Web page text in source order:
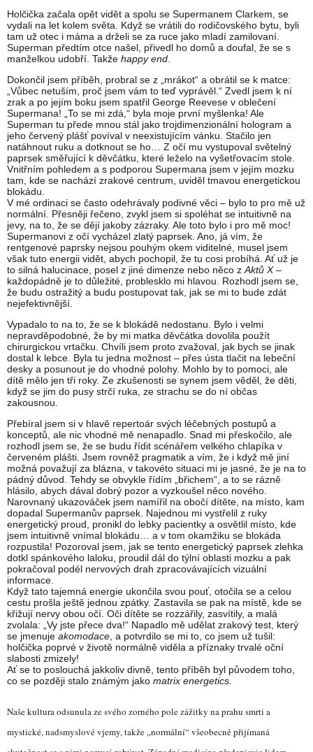
Holčička začala opět vidět a spolu se Supermanem Clarkem, se
vydali na let kolem světa. Když se vrátili do rodičovského bytu, byli
tam už otec i máma a drželi se za ruce jako mladí zamilovaní.
Superman předtím otce našel, přivedl ho domů a doufal, že se s
manželkou udobří. Takže happy end
Dokončil jsem příběh, probral se z „mrákot“ a obrátil se k matce:
„Vůbec netuším, proč jsem vám to teď vyprávěl.“ Zvedl jsem k ní
zrak a po jejím boku jsem spatřil George Reevese v oblečení
Supermana! „To se mi zdá,“ byla moje první myšlenka! Ale
Superman tu přede mnou stál jako trojdimenzionální hologram a
jeho červený plášť povíval v neexistujícím vánku. Stačilo jen
natáhnout ruku a dotknout se ho… Z očí mu vystupoval světelný
paprsek směřující k děvčátku, které leželo na vyšetřovacím stole.
Vnitřním pohledem a s podporou Supermana jsem v jejím mozku
tam, kde se nachází zrakové centrum, uviděl tmavou energetickou
blokádu.
V mé ordinaci se často odehrávaly podivné věci – bylo to pro mě už
normální. Přesněji řečeno, zvykl jsem si spoléhat se intuitivně na
jevy, na to, že se dějí jakoby zázraky. Ale toto bylo i pro mě moc!
Supermanovi z očí vycházel zlatý paprsek. Ano, já vím, že
rentgenové paprsky nejsou pouhým okem viditelné, musel jsem
však tuto energii vidět, abych pochopil, že tu cosi probíhá. Ať už je
to silná halucinace, posel z jiné dimenze nebo něco z Aktů X–
každopádně je to důležité, problesklo mi hlavou. Rozhodl jsem se,
že budu ostražitý a budu postupovat tak, jak se mi to bude zdát
nejefektivnější.
Vypadalo to na to, že se k blokádě nedostanu. Bylo i velmi
nepravděpodobné, že by mi matka děvčátka dovolila použít
chirurgickou vrtačku. Chvíli jsem proto zvažoval, jak bych se jinak
dostal k lebce. Byla tu jedna možnost – přes ústa tlačit na lebeční
desky a posunout je do vhodné polohy. Mohlo by to pomoci, ale
dítě mělo jen tři roky. Ze zkušenosti se synem jsem věděl, že děti,
když se jim do pusy strčí ruka, ze strachu se do ní občas
zakousnou.
Přebíral jsem si v hlavě repertoár svých léčebných postupů a
konceptů, ale nic vhodné mě nenapadlo. Snad mi přeskočilo, ale
rozhodl jsem se, že se budu řídit scénářem velkého chlapíka v
červeném plášti. Jsem rovněž pragmatik a vím, že i když mě jiní
možná považují za blázna, v takovéto situaci mi je jasné, že je na to
pádný důvod. Tehdy se obvykle řídím „břichem“, a to se rázně
hlásilo, abych dával dobrý pozor a vyzkoušel něco nového.
Narovnaný ukazováček jsem namířil na obočí dítěte, na místo, kam
dopadal Supermanův paprsek. Najednou mi vystřelil z ruky
energetický proud, pronikl do lebky pacientky a osvětlil místo, kde
jsem intuitivně vnímal blokádu… a v tom okamžiku se blokáda
rozpustila! Pozoroval jsem, jak se tento energetický paprsek zlehka
dotkl spánkového laloku, proudil dál do týlní oblasti mozku a pak
pokračoval podél nervových drah zpracovávajících vizuální
informace.
Když tato tajemná energie ukončila svou pouť, otočila se a celou
cestu prošla ještě jednou zpátky. Zastavila se pak na místě, kde se
křižují nervy obou očí. Oči dítěte se rozzářily, zasvítily, a malá
zvolala: „Vy jste přece dva!“ Napadlo mě udělat zrakový test, který
se jmenuje akomodace , a potvrdilo se mi to, co jsem už tušil:
holčička poprvé v životě normálně viděla a příznaky trvalé oční
slabosti zmizely!
Ať se to poslouchá jakkoliv divně, tento příběh byl původem toho,
co se později stalo známým jako matrix energetics.
Naše kultura odsunula ze svého zorného pole zážitky na prahu smrti a
mystické, nadsmyslové vjemy, takže „normální“ všeobecně přijímaná